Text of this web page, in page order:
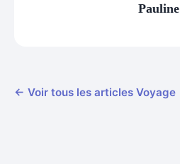
Pauline
← Voir tous les articles Voyage